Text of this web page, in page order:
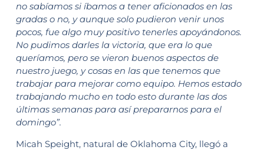
no sabíamos si íbamos a tener aficionados en las
gradas o no, y aunque solo pudieron venir unos
pocos, fue algo muy positivo tenerles apoyándonos.
No pudimos darles la victoria, que era lo que
queríamos, pero se vieron buenos aspectos de
nuestro juego, y cosas en las que tenemos que
trabajar para mejorar como equipo. Hemos estado
trabajando mucho en todo esto durante las dos
últimas semanas para así prepararnos para el
domingo”.
Micah Speight, natural de Oklahoma City, llegó a